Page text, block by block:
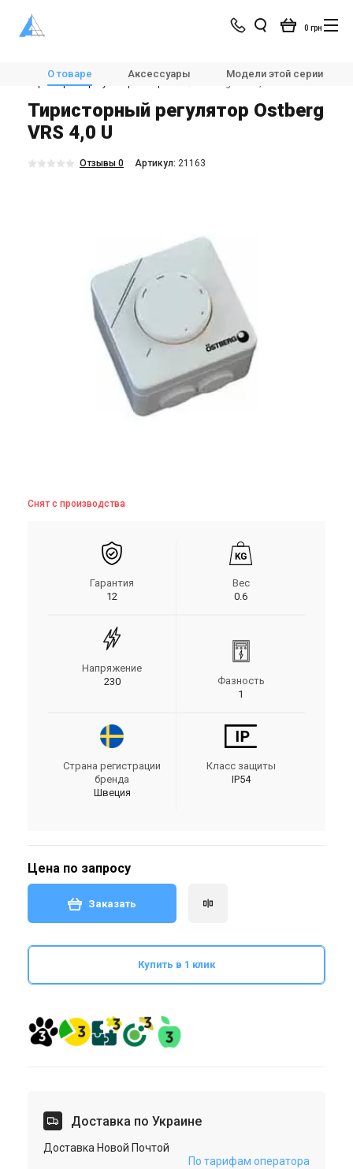
0 грн
Магазин Вентиляция
Автоматика для вентиляции
Тиристорные регуляторы скорости
О товаре Аксессуары Модели этой серии
Тиристорный регулятор Ostberg
VRS 4,0 U
Отзывы 0 Aртикул: 21163
Снят с производства
Гарантия
12
Вес
0.6
Напряжение
230
Фазность
1
Страна регистрации
бренда
Швеция
Класс защиты
IP54
Цена по запросу
Заказать
Купить в 1 клик
Доставка по Украине
Доставка Новой Почтой
По тарифам оператора